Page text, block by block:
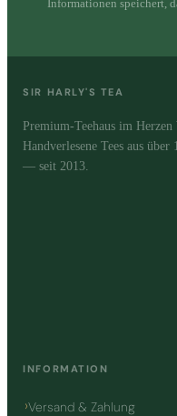
Informationen speichert,
SIR HARLY'S TEA
Premium-Teehaus im Herzen
Handverlesene Tees aus über
— seit 2013.
INFORMATION
Versand & Zahlung